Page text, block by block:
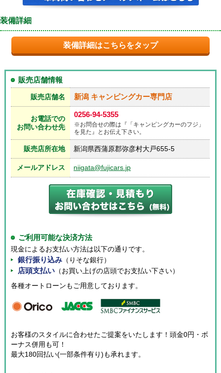
装備詳細
装備詳細はこちらをタップ
販売店舗情報
販売店舗名 新潟 キャンピングカー専門店
お電話での
お問い合わせ先
0256-94-5355
※お問合せの際は『「キャンピングカーのフジ」
を見た』とお伝え下さい。
販売店所在地 新潟県西蒲原郡弥彦村大戸655-5
メールアドレス niigata@fujicars.jp
ご利用可能な決済方法
現金によるお支払い方法は以下の通りです。
銀行振り込み （りそな銀行）
店頭支払い （お買い上げの店頭でお支払い下さい）
各種オートローンもご用意しております。
お客様のスタイルに合わせたご提案をいたします！頭金0円・ボ
ーナス併用も可！
最大180回払い(一部条件有り)も承れます。